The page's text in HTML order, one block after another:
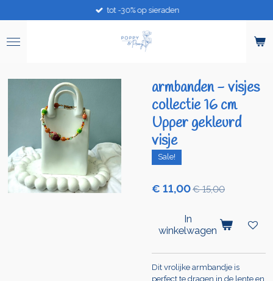
direct
de
tot -30% op sieraden
armbanden - visjes
collectie 16 cm
Upper gekleurd
visje
Sale!
€ 11,00€ 15,00
In
winkelwagen
Dit vrolijke armbandje is
perfect te dragen in de lente en